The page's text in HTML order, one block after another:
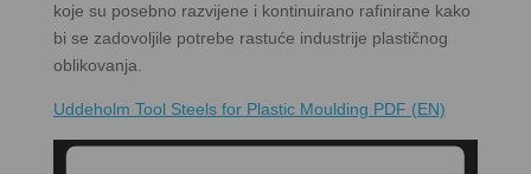
koje su posebno razvijene i kontinuirano rafinirane kako
bi se zadovoljile potrebe rastuće industrije plastičnog
oblikovanja.
Uddeholm Tool Steels for Plastic Moulding PDF (EN)